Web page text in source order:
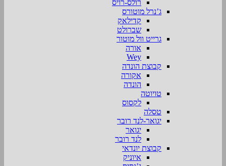
רולס-רויס
ג’נרל מוטורס
קדילאק
שברולט
גרייט וול מוטור
אורה
Wey
קבוצת הונדה
אקורה
הונדה
טויוטה
לקסוס
טסלה
יגואר-לנד רובר
יגואר
לנד רובר
קבוצת יונדאי
איוניק